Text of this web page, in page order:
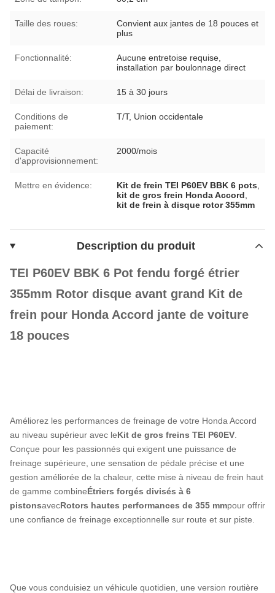
Taille des roues:
Convient aux jantes de 18 pouces et
plus
Fonctionnalité:
Aucune entretoise requise,
installation par boulonnage direct
Délai de livraison: 15 à 30 jours
Conditions de
paiement:
T/T, Union occidentale
Capacité
d'approvisionnement:
2000/mois
Mettre en évidence: Kit de frein TEI P60EV BBK 6 pots
kit de gros frein Honda Accord
kit de frein à disque rotor 355mm
Description du produit
TEI P60EV BBK 6 Pot fendu forgé étrier
355mm Rotor disque avant grand Kit de
frein pour Honda Accord jante de voiture
18 pouces
Améliorez les performances de freinage de votre Honda Accord
au niveau supérieur avec leKit de gros freins TEI P60EV
Conçue pour les passionnés qui exigent une puissance de
freinage supérieure, une sensation de pédale précise et une
gestion améliorée de la chaleur, cette mise à niveau de frein haut
de gamme combineÉtriers forgés divisés à 6
pistonsavecRotors hautes performances de 355 mmpour offrir
une confiance de freinage exceptionnelle sur route et sur piste.
Que vous conduisiez un véhicule quotidien, une version routière